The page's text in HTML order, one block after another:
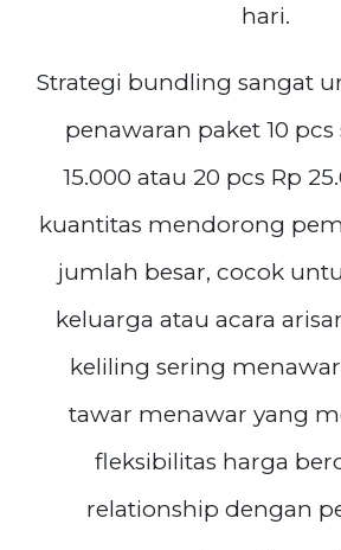
hari.
Strategi bundling sangat
penawaran paket 10 pcs
15.000 atau 20 pcs Rp
kuantitas mendorong
jumlah besar, cocok
keluarga atau acara
keliling sering
tawar menawar yang
fleksibilitas harga
relationship dengan